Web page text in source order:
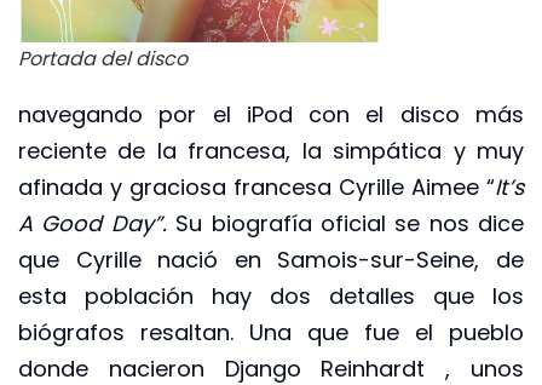
Portada del disco
navegando por el iPod con el disco más
reciente de la francesa, la simpática y muy
afinada y graciosa francesa Cyrille Aimee “It’s
A Good Day”.Su biografía oficial se nos dice
que Cyrille nació en Samois-sur-Seine, de
esta población hay dos detalles que los
biógrafos resaltan. Una que fue el pueblo
donde nacieron Django Reinhardt , unos